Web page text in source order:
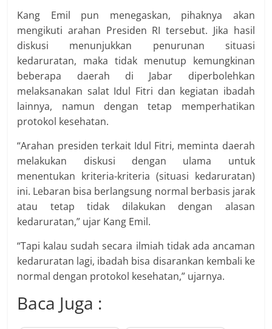
Kang Emil pun menegaskan, pihaknya akan
mengikuti arahan Presiden RI tersebut. Jika hasil
diskusi menunjukkan penurunan situasi
kedaruratan, maka tidak menutup kemungkinan
beberapa daerah di Jabar diperbolehkan
melaksanakan salat Idul Fitri dan kegiatan ibadah
lainnya, namun dengan tetap memperhatikan
protokol kesehatan.
“Arahan presiden terkait Idul Fitri, meminta daerah
melakukan diskusi dengan ulama untuk
menentukan kriteria-kriteria (situasi kedaruratan)
ini. Lebaran bisa berlangsung normal berbasis jarak
atau tetap tidak dilakukan dengan alasan
kedaruratan,” ujar Kang Emil.
“Tapi kalau sudah secara ilmiah tidak ada ancaman
kedaruratan lagi, ibadah bisa disarankan kembali ke
normal dengan protokol kesehatan,” ujarnya.
Baca Juga :